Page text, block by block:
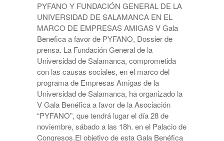
PYFANO Y FUNDACIÓN GENERAL DE LA
UNIVERSIDAD DE SALAMANCA EN EL
MARCO DE EMPRESAS AMIGAS V Gala
Benefica a favor de PYFANO, Dossier de
prensa. La Fundación General de la
Universidad de Salamanca, comprometida
con las causas sociales, en el marco del
programa de Empresas Amigas de la
Universidad de Salamanca, ha organizado la
V Gala Benéfica a favor de la Asociación
“PYFANO”, que tendrá lugar el día 28 de
noviembre, sábado a las 18h. en el Palacio de
Congresos.El objetivo de esta Gala Benéfica